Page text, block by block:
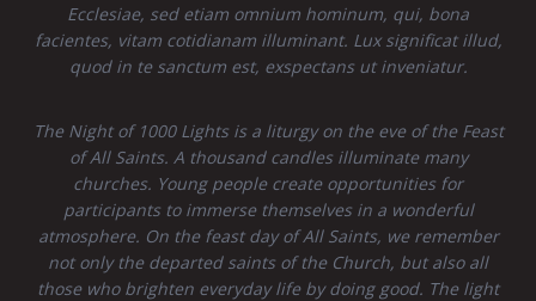
Ecclesiae, sed etiam omnium hominum, qui, bona
facientes, vitam cotidianam illuminant. Lux significat illud,
quod in te sanctum est, exspectans ut inveniatur.
The Night of 1000 Lights is a liturgy on the eve of the Feast
of All Saints. A thousand candles illuminate many
churches. Young people create opportunities for
participants to immerse themselves in a wonderful
atmosphere. On the feast day of All Saints, we remember
not only the departed saints of the Church, but also all
those who brighten everyday life by doing good. The light